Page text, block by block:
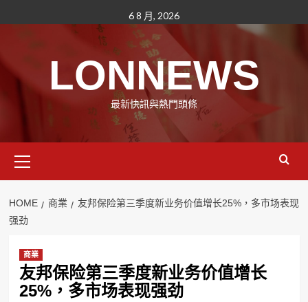
to
6 8 月, 2026
LONNEWS
最新快訊與熱門頭條
Menu
HOME 商業
友邦保险第三季度新业务价值增长25%，多市场表现
强劲
商業
友邦保险第三季度新业务价值增长
25%，多市场表现强劲